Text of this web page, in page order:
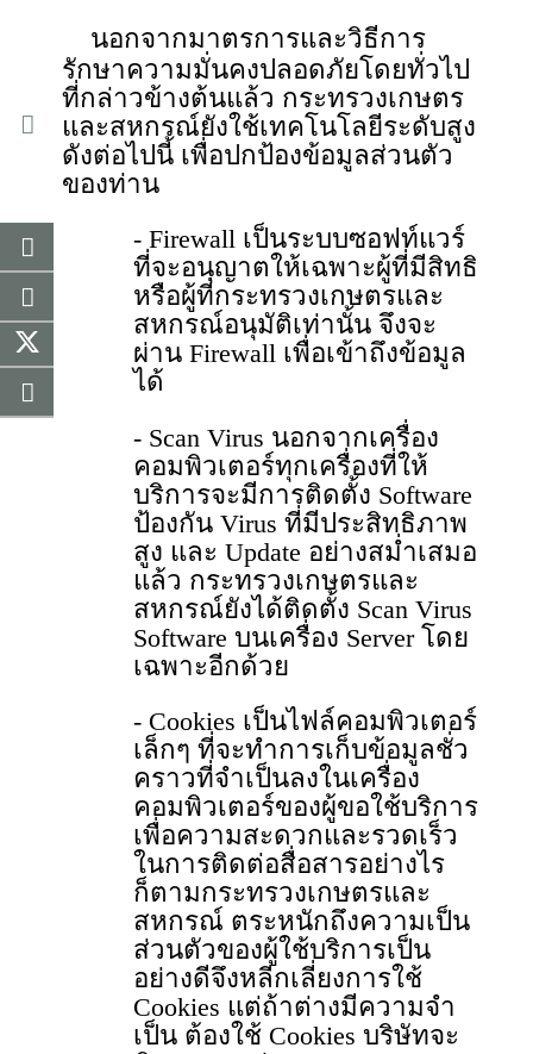
นอกจากมาตรการและวิธีการ
รักษาความมั่นคงปลอดภัยโดยทั่วไป
ที่กล่าวข้างต้นแล้ว กระทรวงเกษตร
และสหกรณ์ยังใช้เทคโนโลยีระดับสูง
ดังต่อไปนี้ เพื่อปกป้องข้อมูลส่วนตัว
ของท่าน
- Firewall เป็นระบบซอฟท์แวร์
ที่จะอนุญาตให้เฉพาะผู้ที่มีสิทธิ
หรือผู้ที่กระทรวงเกษตรและ
สหกรณ์อนุมัติเท่านั้น จึงจะ
ผ่าน Firewall เพื่อเข้าถึงข้อมูล
ได้
- Scan Virus นอกจากเครื่อง
คอมพิวเตอร์ทุกเครื่องที่ให้
บริการจะมีการติดตั้ง Software
ป้องกัน Virus ที่มีประสิทธิภาพ
สูง และ Update อย่างสม่ำเสมอ
แล้ว กระทรวงเกษตรและ
สหกรณ์ยังได้ติดตั้ง Scan Virus
Software บนเครื่อง Server โดย
เฉพาะอีกด้วย
- Cookies เป็นไฟล์คอมพิวเตอร์
เล็กๆ ที่จะทําการเก็บข้อมูลชั่ว
คราวที่จําเป็นลงในเครื่อง
คอมพิวเตอร์ของผู้ขอใช้บริการ
เพื่อความสะดวกและรวดเร็ว
ในการติดต่อสื่อสารอย่างไร
ก็ตามกระทรวงเกษตรและ
สหกรณ์ ตระหนักถึงความเป็น
ส่วนตัวของผู้ใช้บริการเป็น
อย่างดีจึงหลีกเลี่ยงการใช้
Cookies แต่ถ้าต่างมีความจํา
เป็น ต้องใช้ Cookies บริษัทจะ